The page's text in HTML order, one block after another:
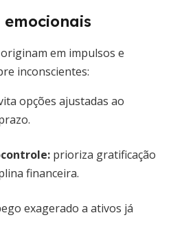
emocionais
em impulsos e
inconscientes:
opções ajustadas ao
: prioriza gratificação
financeira.
exagerado a ativos já